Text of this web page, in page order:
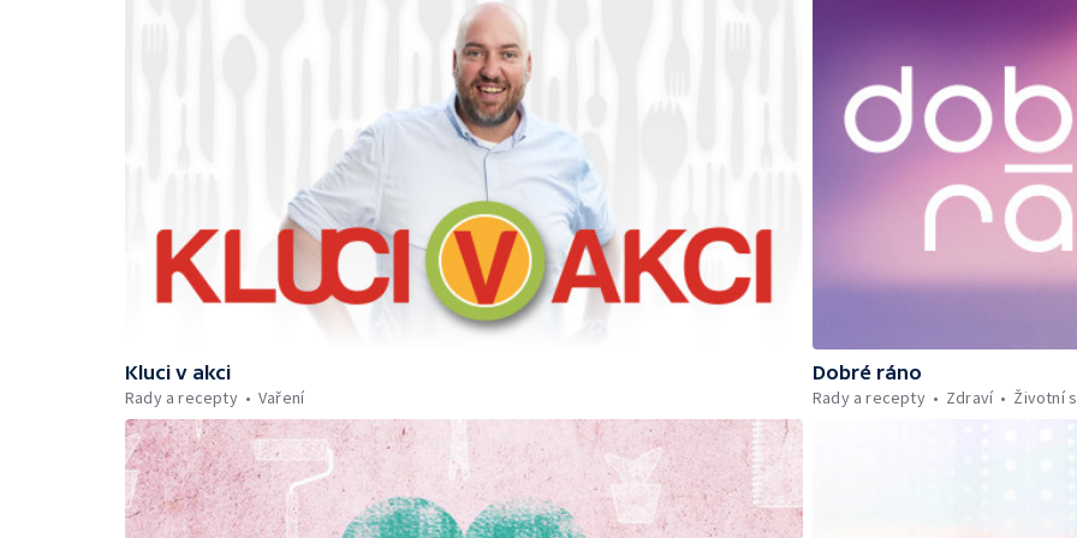
Kluci v akci
Rady a recepty
Vaření
Dobré ráno
Rady a recepty
Zdraví Životní